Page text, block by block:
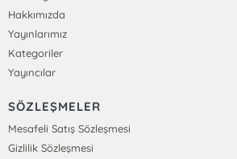
Hakkımızda
Yayınlarımız
Kategoriler
Yayıncılar
SÖZLEŞMELER
Mesafeli Satış Sözleşmesi
Gizlilik Sözleşmesi